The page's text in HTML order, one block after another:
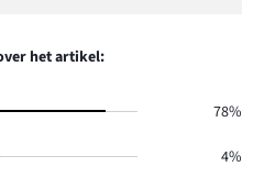
het artikel:
78%
4%